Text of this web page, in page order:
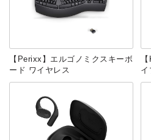
【Perixx】エルゴノミクスキーボ
ード ワイヤレス
イ